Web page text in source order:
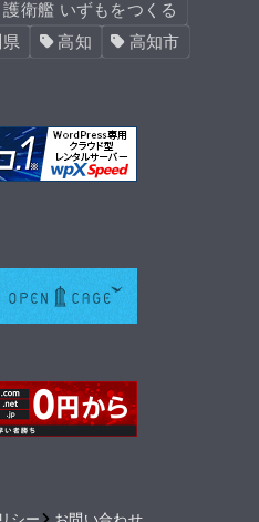
護衛艦 いずもをつくる
高知 高知市